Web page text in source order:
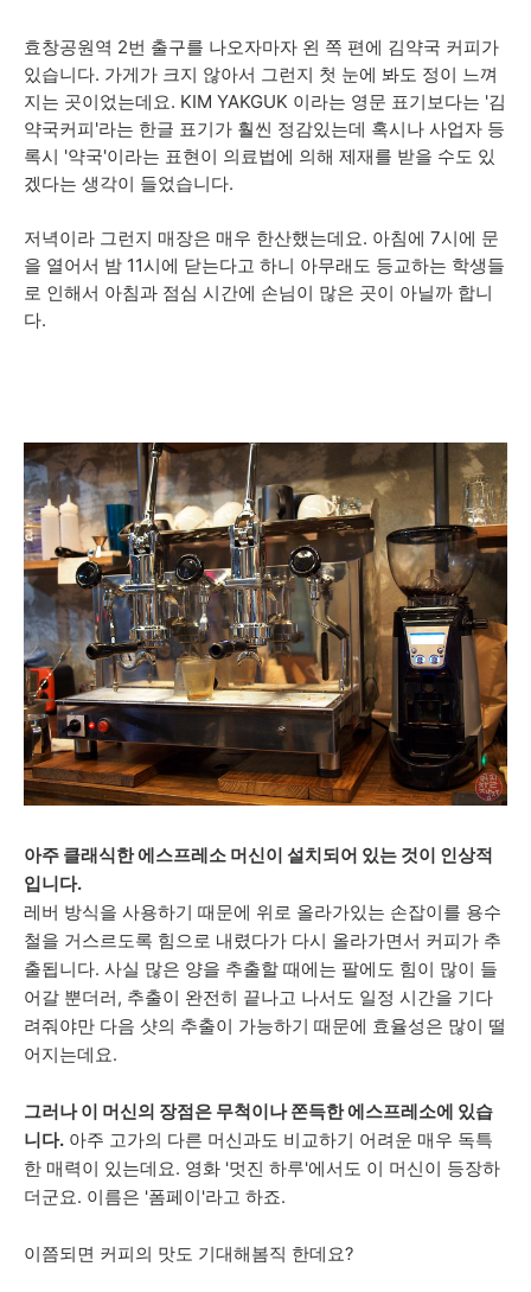
효창공원역 2번 출구를 나오자마자 왼 쪽 편에 김약국 커피가
있습니다. 가게가 크지 않아서 그런지 첫 눈에 봐도 정이 느껴
지는 곳이었는데요. KIM YAKGUK 이라는 영문 표기보다는 '김
약국커피'라는 한글 표기가 훨씬 정감있는데 혹시나 사업자 등
록시 '약국'이라는 표현이 의료법에 의해 제재를 받을 수도 있
겠다는 생각이 들었습니다.
저녁이라 그런지 매장은 매우 한산했는데요. 아침에 7시에 문
을 열어서 밤 11시에 닫는다고 하니 아무래도 등교하는 학생들
로 인해서 아침과 점심 시간에 손님이 많은 곳이 아닐까 합니
다.
아주 클래식한 에스프레소 머신이 설치되어 있는 것이 인상적
입니다.
레버 방식을 사용하기 때문에 위로 올라가있는 손잡이를 용수
철을 거스르도록 힘으로 내렸다가 다시 올라가면서 커피가 추
출됩니다. 사실 많은 양을 추출할 때에는 팔에도 힘이 많이 들
어갈 뿐더러, 추출이 완전히 끝나고 나서도 일정 시간을 기다
려줘야만 다음 샷의 추출이 가능하기 때문에 효율성은 많이 떨
어지는데요.
그러나 이 머신의 장점은 무척이나 쫀득한 에스프레소에 있습
니다. 아주 고가의 다른 머신과도 비교하기 어려운 매우 독특
한 매력이 있는데요. 영화 '멋진 하루'에서도 이 머신이 등장하
더군요. 이름은 '폼페이'라고 하죠.
이쯤되면 커피의 맛도 기대해봄직 한데요?